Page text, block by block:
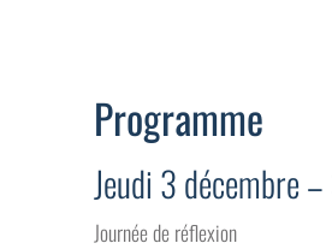
Programme
Jeudi 3 décembre
Journée de réflexion